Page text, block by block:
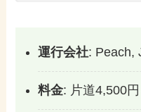
運行会社: Peach,
料金: 片道4,500